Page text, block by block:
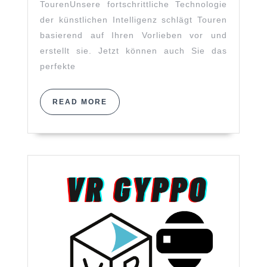
TourenUnsere fortschrittliche Technologie
der künstlichen Intelligenz schlägt Touren
basierend auf Ihren Vorlieben vor und
erstellt sie. Jetzt können auch Sie das
perfekte
READ MORE READ
MORE